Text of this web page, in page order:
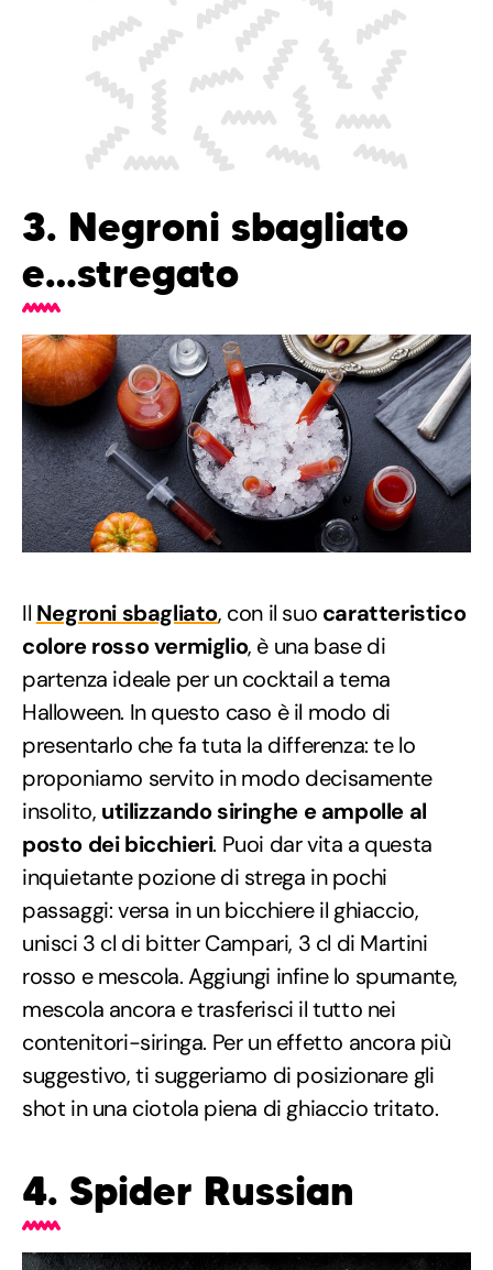
3. Negroni sbagliato
e…stregato
Il Negroni sbagliato, con il suo caratteristico
colore rosso vermiglio, è una base di
partenza ideale per un cocktail a tema
Halloween. In questo caso è il modo di
presentarlo che fa tuta la differenza: te lo
proponiamo servito in modo decisamente
insolito, utilizzando siringhe e ampolle al
posto dei bicchieri. Puoi dar vita a questa
inquietante pozione di strega in pochi
passaggi: versa in un bicchiere il ghiaccio,
unisci 3 cl di bitter Campari, 3 cl di Martini
rosso e mescola. Aggiungi infine lo spumante,
mescola ancora e trasferisci il tutto nei
contenitori-siringa. Per un effetto ancora più
suggestivo, ti suggeriamo di posizionare gli
shot in una ciotola piena di ghiaccio tritato.
4. Spider Russian